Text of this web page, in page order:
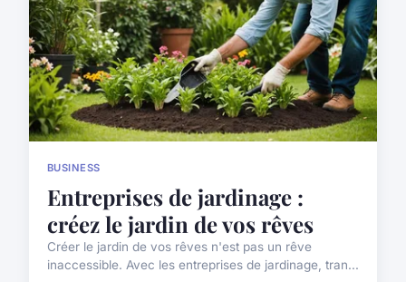
BUSINESS
Entreprises de jardinage :
créez le jardin de vos rêves
Créer le jardin de vos rêves n'est pas un rêve
inaccessible. Avec les entreprises de jardinage, tran...